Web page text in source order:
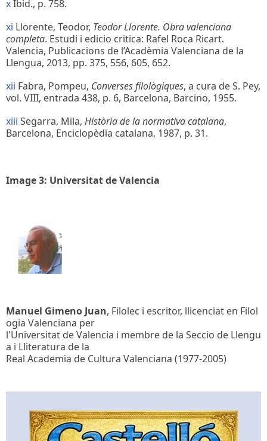
xIbid., p. 758.
xi Llorente, Teodor, Teodor Llorente. Obra valenciana
completa. Estudi i edicio critica: Rafel Roca Ricart.
Valencia, Publicacions de l’Acadèmia Valenciana de la
Llengua, 2013, pp. 375, 556, 605, 652.
xii Fabra, Pompeu, Converses filològiques, a cura de S. Pey,
vol. VIII, entrada 438, p. 6, Barcelona, Barcino, 1955.
xiii Segarra, Mila, Història de la normativa catalana,
Barcelona, Enciclopèdia catalana, 1987, p. 31.
Image 3: Universitat de Valencia
Manuel Gimeno Juan, Filolec i escritor, llicenciat en Filol
ogia Valenciana per
l'Universitat de Valencia i membre de la Seccio de Llengu
a i Lliteratura de la
Real Academia de Cultura Valenciana (1977-2005)